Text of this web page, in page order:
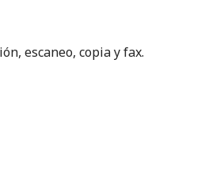
escaneo, copia y fax.